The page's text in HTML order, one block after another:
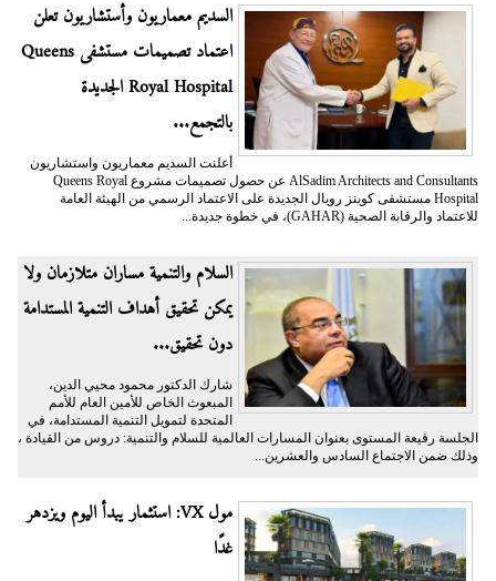
السديم معماريون وأستشاريون تعلن
اعتماد تصميمات مستشفى Queens
Royal Hospital الجديدة
بالتجمع...
أعلنت السديم معماريون واستشاريون
AlSadim Architects and Consultants عن حصول تصميمات مشروع Queens Royal
Hospital مستشفى كوينز رويال الجديدة على الاعتماد الرسمي من الهيئة العامة
للاعتماد والرقابة الصحية (GAHAR)، في خطوة جديدة...
السلام والتنمية مساران متلازمان ولا
يمكن تحقيق أهداف التنمية المستدامة
دون تحقيق...
شارك الدكتور محمود محيي الدين،
المبعوث الخاص للأمين العام للأمم
المتحدة لتمويل التنمية المستدامة، في
الجلسة رفيعة المستوى بعنوان المسارات العالمية للسلام والتنمية: دروس من القيادة ،
وذلك ضمن الاجتماع السادس والعشرين...
مول VX: استثمار يبدأ اليوم ويزدهر
غدًا